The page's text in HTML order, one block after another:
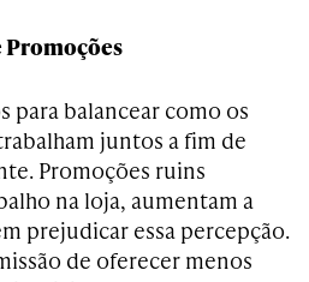
Promoções
para balancear como os
juntos a fim de
Promoções ruins
na loja, aumentam a
prejudicar essa percepção.
de oferecer menos